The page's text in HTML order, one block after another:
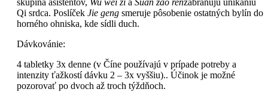
skupina asistentov, Wu wei zi a Suan zao renzabraňujú unikániu
Qi srdca. Poslíček Jie geng smeruje pôsobenie ostatných bylín do
horného ohniska, kde sídli duch.
Dávkovánie:
4 tabletky 3x denne (v Číne používajú v prípade potreby a
intenzity ťažkostí dávku 2 – 3x vyššiu).. Účinok je možné
pozorovať po dvoch až troch týždňoch.